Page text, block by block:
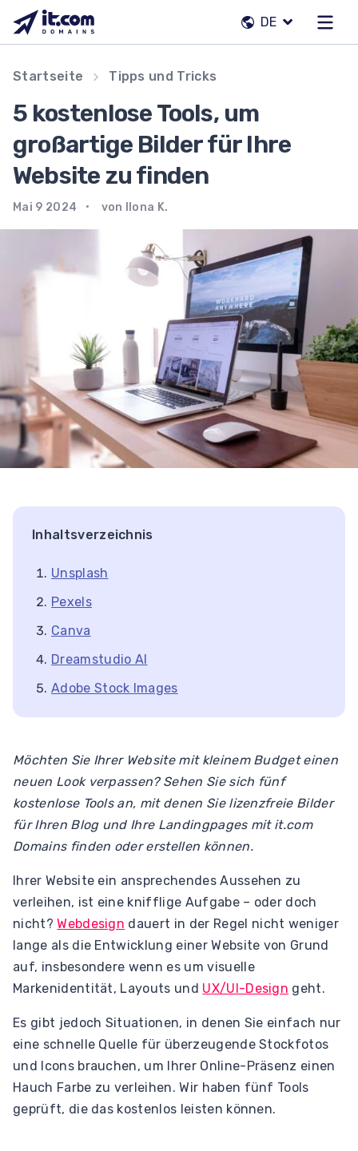
Inhalt
springen
DE
Unser Team
Kontakte
Registrierstellen
DE
Startseite Tipps und Tricks
5 kostenlose Tools, um
großartige Bilder für Ihre
Website zu finden
Mai 9 2024 von Ilona K.
Inhaltsverzeichnis
Unsplash
Pexels
Canva
Dreamstudio AI
Adobe Stock Images
Möchten Sie Ihrer Website mit kleinem Budget einen
neuen Look verpassen? Sehen Sie sich fünf
kostenlose Tools an, mit denen Sie lizenzfreie Bilder
für Ihren Blog und Ihre Landingpages mit it.com
Domains finden oder erstellen können.
Ihrer Website ein ansprechendes Aussehen zu
verleihen, ist eine knifflige Aufgabe – oder doch
nicht?Webdesign dauert in der Regel nicht weniger
lange als die Entwicklung einer Website von Grund
auf, insbesondere wenn es um visuelle
Markenidentität, Layouts und UX/UI-Design geht.
Es gibt jedoch Situationen, in denen Sie einfach nur
eine schnelle Quelle für überzeugende Stockfotos
und Icons brauchen, um Ihrer Online-Präsenz einen
Hauch Farbe zu verleihen. Wir haben fünf Tools
geprüft, die das kostenlos leisten können.